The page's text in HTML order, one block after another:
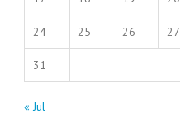
24 25 26 27
31
« Jul